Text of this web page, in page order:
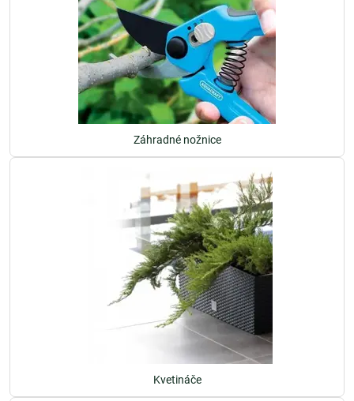
Záhradné nožnice
Kvetináče